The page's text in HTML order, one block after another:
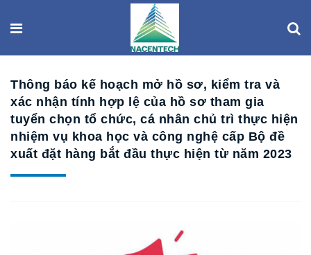
Thông báo kế hoạch mở hồ sơ, kiểm tra và
xác nhận tính hợp lệ của hồ sơ tham gia
tuyển chọn tổ chức, cá nhân chủ trì thực hiện
nhiệm vụ khoa học và công nghệ cấp Bộ đề
xuất đặt hàng bắt đầu thực hiện từ năm 2023